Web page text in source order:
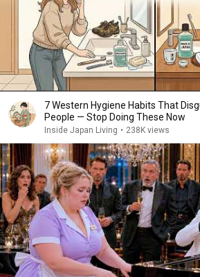
7 Western Hygiene Habits That
People — Stop Doing These Now
Inside Japan Living • 238K views